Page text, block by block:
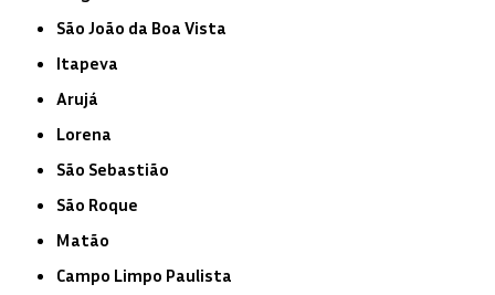
São João da Boa Vista
Itapeva
Arujá
Lorena
São Sebastião
São Roque
Matão
Campo Limpo Paulista